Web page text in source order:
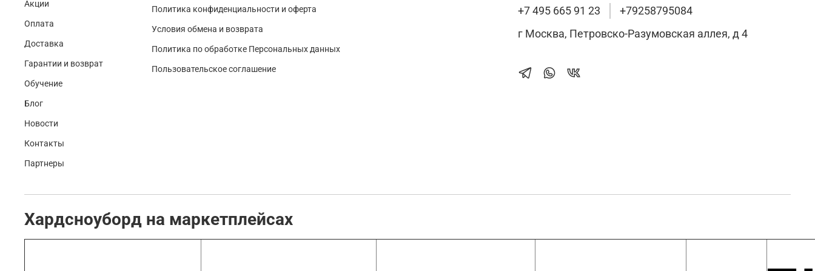
Акции
Оплата
Доставка
Гарантии и возврат
Обучение
Блог
Новости
Контакты
Партнеры
Политика конфиденциальности и оферта
Условия обмена и возврата
Политика по обработке Персональных данных
Пользовательское соглашение
+7 495 665 91 23
+79258795084
г Москва, Петровско-Разумовская аллея, д 4
Хардсноуборд на маркетплейсах